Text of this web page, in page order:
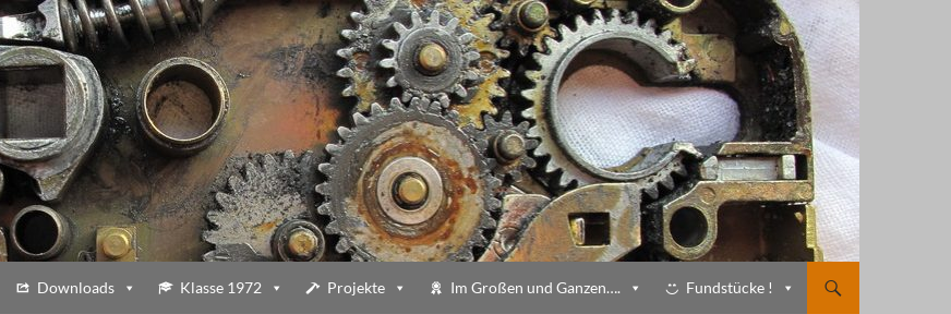
Downloads Klasse 1972 Projekte Im Großen und Ganzen…. Fundstücke !